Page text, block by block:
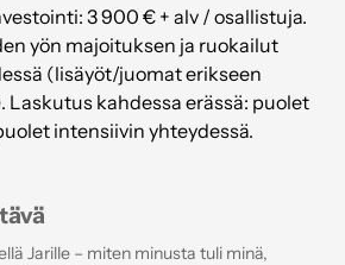
3 900 € + alv / osallistuja.
yön majoituksen ja ruokailut
(lisäyöt/juomat erikseen
Laskutus kahdessa erässä: puolet
intensiivin yhteydessä.
Jarille – miten minusta tuli minä,